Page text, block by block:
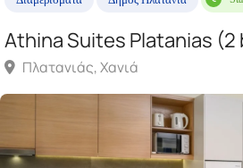
Διαμερίσματα Δήμος Πλατανιά
Athina Suites Platanias
Πλατανιάς, Χανιά